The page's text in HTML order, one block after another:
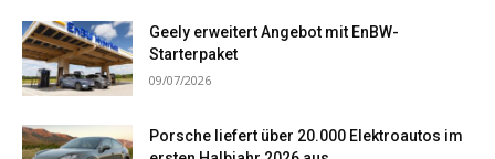
Geely erweitert Angebot mit EnBW-
Starterpaket
09/07/2026
Porsche liefert über 20.000 Elektroautos im